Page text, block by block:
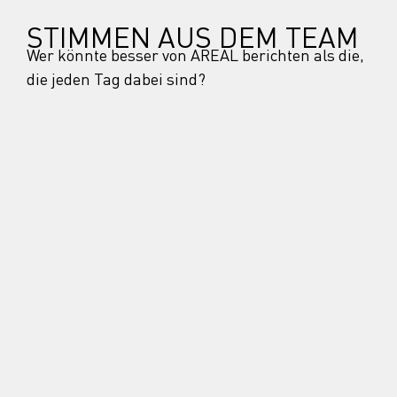
STIMMEN AUS DEM TEAM
Wer könnte besser von AREAL berichten als die,
die jeden Tag dabei sind?